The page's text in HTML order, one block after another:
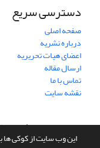
این وب سایت از کوکی ها
دسترسی سریع
صفحه اصلی
درباره نشریه
اعضای هیات تحریریه
ارسال مقاله
تماس با ما
نقشه سایت
سامانه مدیریت نشریات